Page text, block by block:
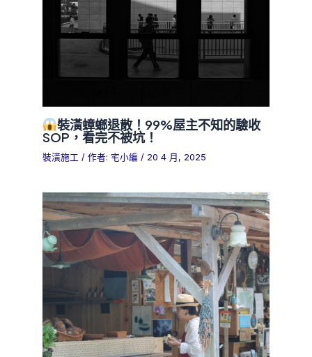
裝潢蟑螂退散！99%屋主不知的驗收
SOP，看完不被坑！
裝潢施工 / 作者: 宅小編 / 20 4 月, 2025